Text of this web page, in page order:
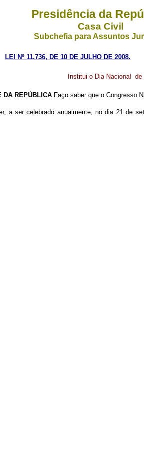
Presidência da
Casa Civil
Subchefia para Assuntos
LEI Nº 11.736, DE 10 DE JULHO DE 2008.
Institui o Dia Nacional
DA REPÚBLICA Faço saber que o Congresso
ser celebrado anualmente, no dia 21 de